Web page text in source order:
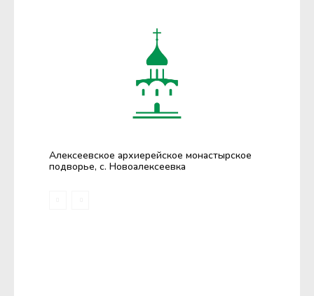
Алексеевское архиерейское монастырское
подворье, с. Новоалексеевка